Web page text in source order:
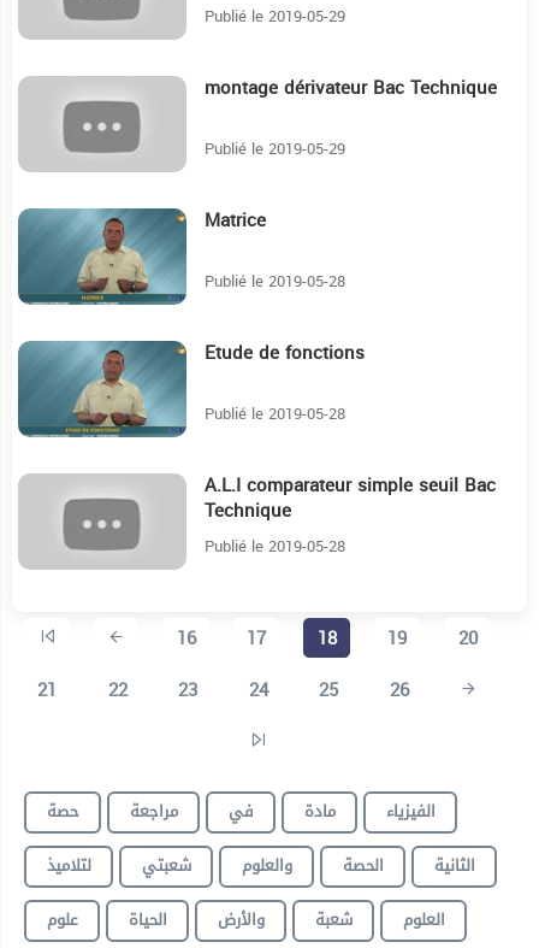
Publié le 2019-05-29
montage dérivateur Bac Technique
Publié le 2019-05-29
11:10 Matrice
Publié le 2019-05-28
18:59 Etude de fonctions
Publié le 2019-05-28
A.L.I comparateur simple seuil Bac
Technique
Publié le 2019-05-28
16 17 18 19
20
21
22 23 24 25 26
حصة مراجعة في مادة
الفيزياء
لتلاميذ
شعبتي والعلوم الحصة
الثانية
علوم
الحياة والأرض شعبة العلوم